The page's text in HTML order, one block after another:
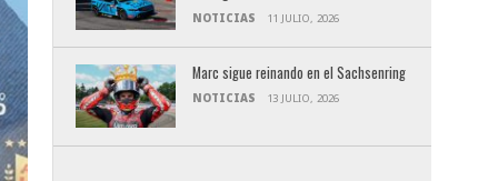
NOTICIAS 11 JULIO, 2026
Marc sigue reinando en el Sachsenring
NOTICIAS 13 JULIO, 2026